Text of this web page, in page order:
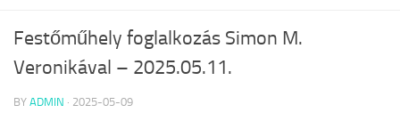
Festőműhely foglalkozás Simon M.
Veronikával – 2025.05.11.
BY ADMIN · 2025-05-09